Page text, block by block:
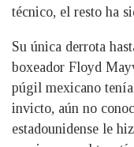
técnico, el resto ha
Su única derrota
boxeador Floyd
púgil mexicano
invicto, aún no
estadounidense le